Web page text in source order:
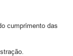
cumprimento das